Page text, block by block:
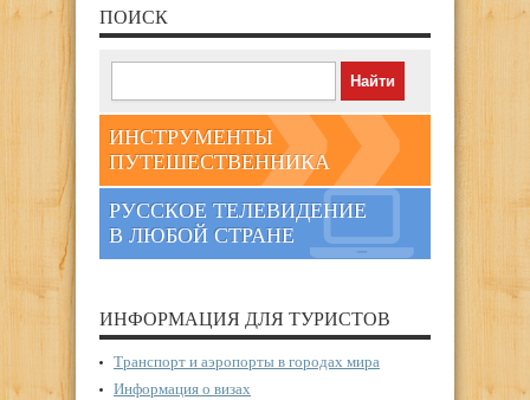
ПОИСК
ИНСТРУМЕНТЫ
ПУТЕШЕСТВЕННИКА
РУССКОЕ ТЕЛЕВИДЕНИЕ
В ЛЮБОЙ СТРАНЕ
ИНФОРМАЦИЯ ДЛЯ ТУРИСТОВ
Транспорт и аэропорты в городах мира
Информация о визах